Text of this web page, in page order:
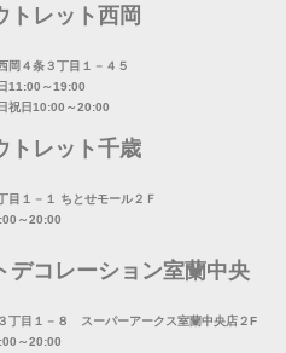
トレット西岡
岡４条３丁目１－４５
11:00～19:00
～20:00
トレット千歳
目１－１ ちとせモール２Ｆ
～20:00
デコレーション室蘭中央
丁目１－８ スーパーアークス室蘭中央店２F
～20:00